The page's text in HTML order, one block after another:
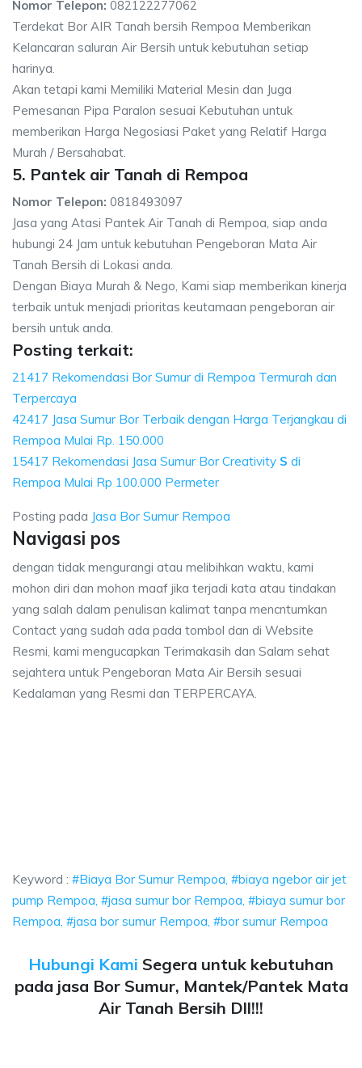
Nomor Telepon: 082122277062
Terdekat Bor AIR Tanah bersih Rempoa Memberikan
Kelancaran saluran Air Bersih untuk kebutuhan setiap
harinya.
Akan tetapi kami Memiliki Material Mesin dan Juga
Pemesanan Pipa Paralon sesuai Kebutuhan untuk
memberikan Harga Negosiasi Paket yang Relatif Harga
Murah / Bersahabat.
5. Pantek air Tanah di Rempoa
Nomor Telepon: 0818493097
Jasa yang Atasi Pantek Air Tanah di Rempoa, siap anda
hubungi 24 Jam untuk kebutuhan Pengeboran Mata Air
Tanah Bersih di Lokasi anda.
Dengan Biaya Murah & Nego, Kami siap memberikan kinerja
terbaik untuk menjadi prioritas keutamaan pengeboran air
bersih untuk anda.
Posting terkait:
21417 Rekomendasi Bor Sumur di Rempoa Termurah dan
Terpercaya
42417 Jasa Sumur Bor Terbaik dengan Harga Terjangkau di
Rempoa Mulai Rp. 150.000
15417 Rekomendasi Jasa Sumur Bor Creativity S di
Rempoa Mulai Rp 100.000 Permeter
Posting pada Jasa Bor Sumur Rempoa
Navigasi pos
dengan tidak mengurangi atau melibihkan waktu, kami
mohon diri dan mohon maaf jika terjadi kata atau tindakan
yang salah dalam penulisan kalimat tanpa mencntumkan
Contact yang sudah ada pada tombol dan di Website
Resmi, kami mengucapkan Terimakasih dan Salam sehat
sejahtera untuk Pengeboran Mata Air Bersih sesuai
Kedalaman yang Resmi dan TERPERCAYA.
Keyword : #Biaya Bor Sumur Rempoa, #biaya ngebor air jet
pump Rempoa, #jasa sumur bor Rempoa, #biaya sumur bor
Rempoa, #jasa bor sumur Rempoa, #bor sumur Rempoa
Hubungi Kami Segera untuk kebutuhan
pada jasa Bor Sumur, Mantek/Pantek Mata
Air Tanah Bersih Dll!!!